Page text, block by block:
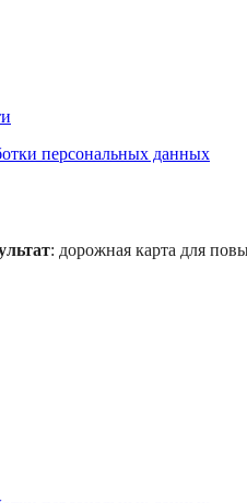
персональных данных
: дорожная карта для